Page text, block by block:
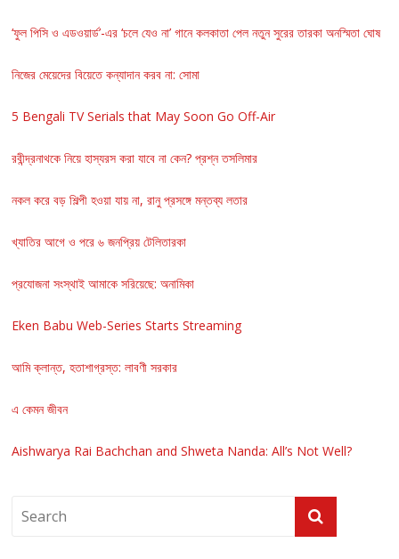
‘ফুল পিসি ও এডওয়ার্ড’-এর ‘চলে যেও না’ গানে কলকাতা পেল নতুন সুরের তারকা অনস্মিতা ঘোষ
নিজের মেয়েদের বিয়েতে কন্যাদান করব না: সোমা
5 Bengali TV Serials that May Soon Go Off-Air
রবীন্দ্রনাথকে নিয়ে হাস্যরস করা যাবে না কেন? প্রশ্ন তসলিমার
নকল করে বড় শিল্পী হওয়া যায় না, রানু প্রসঙ্গে মন্তব্য লতার
খ্যাতির আগে ও পরে ৬ জনপ্রিয় টেলিতারকা
প্রযোজনা সংস্থাই আমাকে সরিয়েছে: অনামিকা
Eken Babu Web-Series Starts Streaming
আমি ক্লান্ত, হতাশাগ্রস্ত: লাবণী সরকার
এ কেমন জীবন
Aishwarya Rai Bachchan and Shweta Nanda: All’s Not Well?